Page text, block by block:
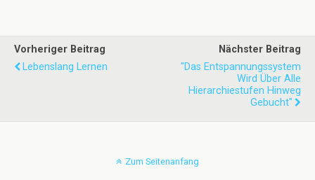
Vorheriger Beitrag
Lebenslang Lernen
Nächster Beitrag
"Das Entspannungssystem
Wird Über Alle
Hierarchiestufen Hinweg
Gebucht"
Zum Seitenanfang